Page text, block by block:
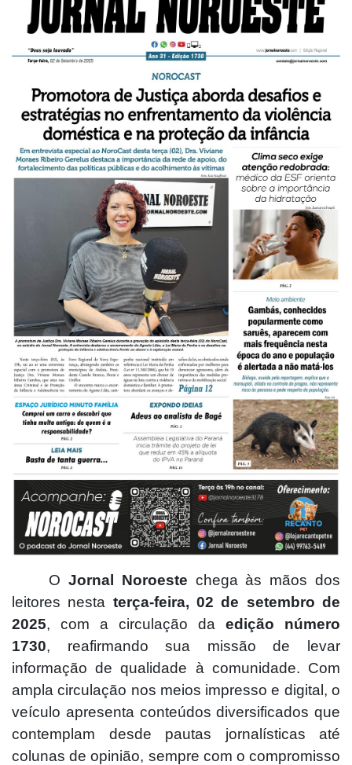
O Jornal Noroeste chega às mãos dos
leitores nesta terça-feira, 02 de setembro de
2025, com a circulação da edição número
1730, reafirmando sua missão de levar
informação de qualidade à comunidade. Com
ampla circulação nos meios impresso e digital, o
veículo apresenta conteúdos diversificados que
contemplam desde pautas jornalísticas até
colunas de opinião, sempre com o compromisso